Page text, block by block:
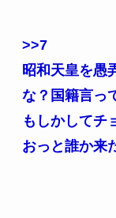
>>7
昭和天皇を愚
な？国籍言っ
もしかしてチ
おっと誰か来